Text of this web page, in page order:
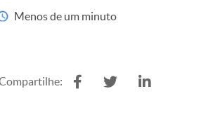
Menos de um minuto